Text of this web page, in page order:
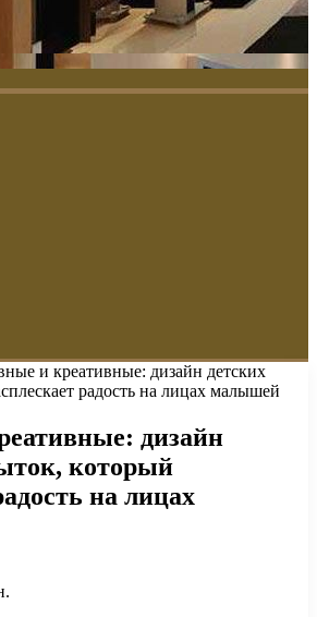
и креативные: дизайн детских
радость на лицах малышей
дизайн
который
на лицах